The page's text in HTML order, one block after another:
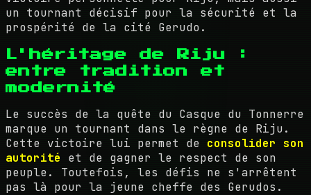
un tournant décisif pour la sécurité et la
prospérité de la cité Gerudo.
L'héritage de Riju :
entre tradition et
modernité
Le succès de la quête du Casque du Tonnerre
marque un tournant dans le règne de Riju.
Cette victoire lui permet de consolider son
autorité et de gagner le respect de son
peuple. Toutefois, les défis ne s'arrêtent
pas là pour la jeune cheffe des Gerudos.